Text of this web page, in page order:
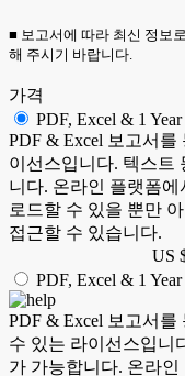
■ 보고서에 따라 최신 정보
해 주시기 바랍니다.
가격
PDF, Excel & 1
PDF & Excel 보고서
이선스입니다. 텍스트
니다. 온라인 플랫폼
로드할 수 있을 뿐만
접근할 수 있습니다.
US
PDF, Excel & 1
PDF & Excel 보고서
수 있는 라이선스입니
가 가능합니다. 온라